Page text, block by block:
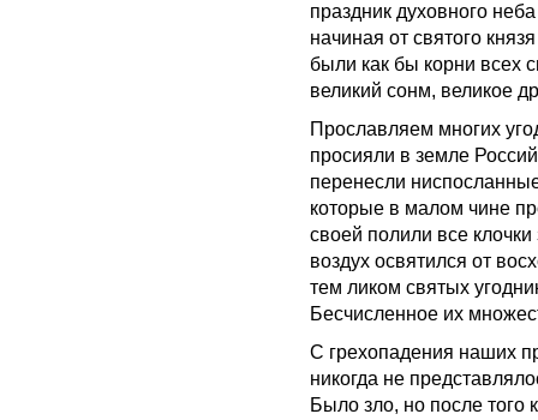
праздник духовного
начиная от святого
были как бы корни всех
великий сонм, великое
Прославляем многих
просияли в земле
перенесли
которые в малом чине
своей полили все
воздух освятился от
тем ликом святых
Бесчисленное их
С грехопадения наших
никогда не
Было зло, но после того